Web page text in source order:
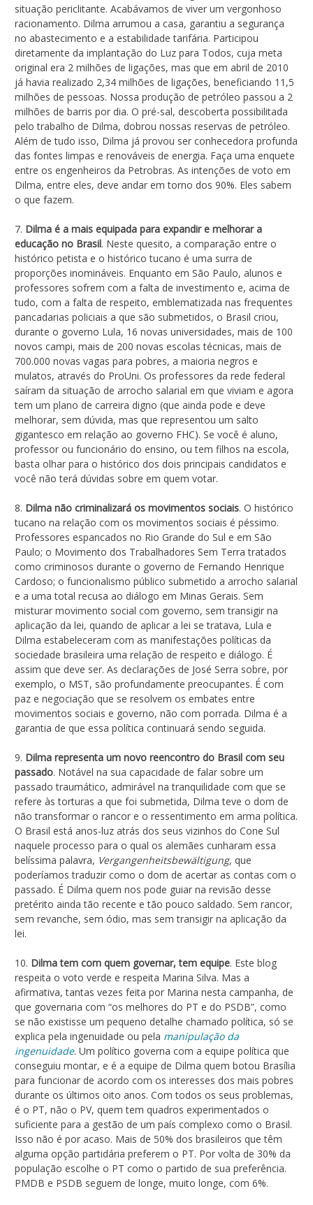
situação periclitante. Acabávamos de viver um vergonhoso
racionamento. Dilma arrumou a casa, garantiu a segurança
no abastecimento e a estabilidade tarifária. Participou
diretamente da implantação do Luz para Todos, cuja meta
original era 2 milhões de ligações, mas que em abril de 2010
já havia realizado 2,34 milhões de ligações, beneficiando 11,5
milhões de pessoas. Nossa produção de petróleo passou a 2
milhões de barris por dia. O pré-sal, descoberta possibilitada
pelo trabalho de Dilma, dobrou nossas reservas de petróleo.
Além de tudo isso, Dilma já provou ser conhecedora profunda
das fontes limpas e renováveis de energia. Faça uma enquete
entre os engenheiros da Petrobras. As intenções de voto em
Dilma, entre eles, deve andar em torno dos 90%. Eles sabem
o que fazem.
7. Dilma é a mais equipada para expandir e melhorar a
educação no Brasil. Neste quesito, a comparação entre o
histórico petista e o histórico tucano é uma surra de
proporções inomináveis. Enquanto em São Paulo, alunos e
professores sofrem com a falta de investimento e, acima de
tudo, com a falta de respeito, emblematizada nas frequentes
pancadarias policiais a que são submetidos, o Brasil criou,
durante o governo Lula, 16 novas universidades, mais de 100
novos campi, mais de 200 novas escolas técnicas, mais de
700.000 novas vagas para pobres, a maioria negros e
mulatos, através do ProUni. Os professores da rede federal
saíram da situação de arrocho salarial em que viviam e agora
tem um plano de carreira digno (que ainda pode e deve
melhorar, sem dúvida, mas que representou um salto
gigantesco em relação ao governo FHC). Se você é aluno,
professor ou funcionário do ensino, ou tem filhos na escola,
basta olhar para o histórico dos dois principais candidatos e
você não terá dúvidas sobre em quem votar.
8. Dilma não criminalizará os movimentos sociais. O histórico
tucano na relação com os movimentos sociais é péssimo.
Professores espancados no Rio Grande do Sul e em São
Paulo; o Movimento dos Trabalhadores Sem Terra tratados
como criminosos durante o governo de Fernando Henrique
Cardoso; o funcionalismo público submetido a arrocho salarial
e a uma total recusa ao diálogo em Minas Gerais. Sem
misturar movimento social com governo, sem transigir na
aplicação da lei, quando de aplicar a lei se tratava, Lula e
Dilma estabeleceram com as manifestações políticas da
sociedade brasileira uma relação de respeito e diálogo. É
assim que deve ser. As declarações de José Serra sobre, por
exemplo, o MST, são profundamente preocupantes. É com
paz e negociação que se resolvem os embates entre
movimentos sociais e governo, não com porrada. Dilma é a
garantia de que essa política continuará sendo seguida.
9. Dilma representa um novo reencontro do Brasil com seu
passado. Notável na sua capacidade de falar sobre um
passado traumático, admirável na tranquilidade com que se
refere às torturas a que foi submetida, Dilma teve o dom de
não transformar o rancor e o ressentimento em arma política.
O Brasil está anos-luz atrás dos seus vizinhos do Cone Sul
naquele processo para o qual os alemães cunharam essa
belíssima palavra, Vergangenheitsbewältigung, que
poderíamos traduzir como o dom de acertar as contas com o
passado. É Dilma quem nos pode guiar na revisão desse
pretérito ainda tão recente e tão pouco saldado. Sem rancor,
sem revanche, sem ódio, mas sem transigir na aplicação da
lei.
10. Dilma tem com quem governar, tem equipe. Este blog
respeita o voto verde e respeita Marina Silva. Mas a
afirmativa, tantas vezes feita por Marina nesta campanha, de
que governaria com “os melhores do PT e do PSDB”, como
se não existisse um pequeno detalhe chamado política, só se
explica pela ingenuidade ou pela manipulação da
ingenuidade. Um político governa com a equipe política que
conseguiu montar, e é a equipe de Dilma quem botou Brasília
para funcionar de acordo com os interesses dos mais pobres
durante os últimos oito anos. Com todos os seus problemas,
é o PT, não o PV, quem tem quadros experimentados o
suficiente para a gestão de um país complexo como o Brasil.
Isso não é por acaso. Mais de 50% dos brasileiros que têm
alguma opção partidária preferem o PT. Por volta de 30% da
população escolhe o PT como o partido de sua preferência.
PMDB e PSDB seguem de longe, muito longe, com 6%.